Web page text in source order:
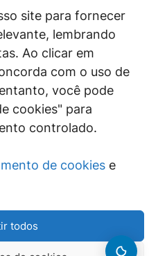
site para fornecer
lembrando
Ao clicar em
com o uso de
você pode
cookies" para
controlado.
de cookies e
todos
se posicionam
do cotidiano e